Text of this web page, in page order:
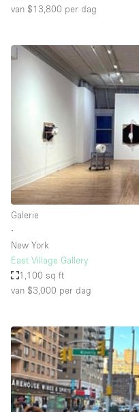
Kraampje / Kiosk /
Magazijn
Markt / Festival
Ontvangsthal
Overige
Restaurant / Bar / Café
Salon
Unieke ruimte
Vrachtwagen
Winkel delen
Winkelruimte in
Kenmerken ruimte
Airconditioning
Animals Friendly
van $13,800 per dag
Galerie
∙
New York
East Village Gallery
1,100 sq ft
van $3,000 per dag